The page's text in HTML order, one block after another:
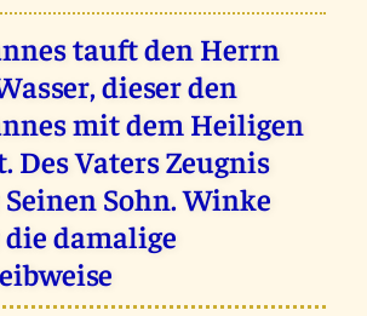
tauft den Herrn
dieser den
mit dem Heiligen
Des Vaters Zeugnis
Sohn. Winke
damalige